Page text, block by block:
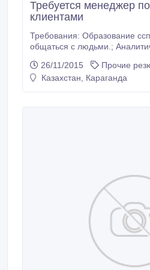
Требуется менеджер
клиентами
Требования: Образование сспециальное, Умение
общаться с людьми.; Аналитическое мышление,
ответственность; Владение компьютерными
программами: Microsoft Word, Microsoft Excel.
26/11/2015
Прочие
Казахстан, Караганда